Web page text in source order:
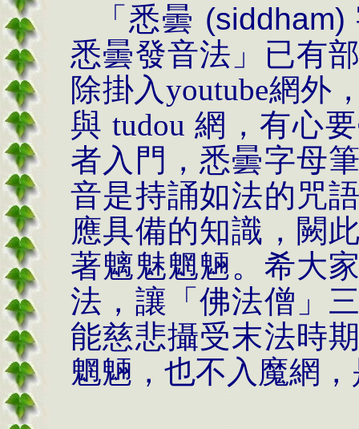
「悉曇 (siddham)
悉曇發音法」已有
除掛入youtube網外
與 tudou 網，有心
者入門，悉曇字母
音是持誦如法的咒
應具備的知識，闕
著魑魅魍魎。希大
法，讓「佛法僧」
能慈悲攝受末法時
魍魎，也不入魔網